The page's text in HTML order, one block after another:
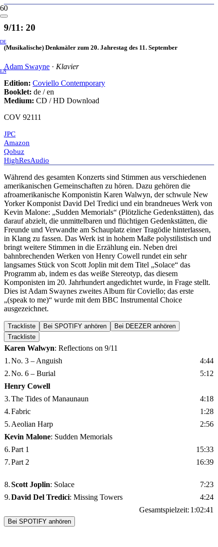
DE
EN
9/11: 20
(Musikalische) Denkmäler zum 20. Jahrestag des 11. September
Adam Swayne · Klavier
Edition: Coviello Contemporary
Booklet: de / en
Medium: CD / HD Download
COV 92111
JPC
Amazon
Qobuz
HighResAudio
Während des gesamten Konzerts sind Stimmen aus verschiedenen
amerikanischen Gemeinschaften zu hören. Dazu gehören die
afroamerikanische Komponistin Karen Walwyn, der schwule New
Yorker Komponist David Del Tredici und ein brandneues Werk von
Kevin Malone: „Sudden Memorials“ (Plötzliche Gedenkstätten), das
darauf abzielt, die unmittelbaren und flüchtigen Gedenkstätten, die
Freunde und Verwandte am Schauplatz einer Tragödie hinterlassen,
in Klang zu fassen. Das Werk ist in hohem Maße polystilistisch und
bringt weitere Stimmen in die Erzählung ein. Neben drei
bahnbrechenden Werken von Henry Cowell rundet ein sehr
langsames Stück von Scott Joplin mit dem Titel „Solace“ das
Programm ab, indem es das weiße Stereotyp, das diesem
Komponisten im 20. Jahrhundert angedichtet wurde, in Frage stellt.
Dies ist Adam Swaynes zweites Album für Coviello; das erste
„(speak to me)“ wurde mit dem BBC Instrumental Choice
ausgezeichnet.
Trackliste Bei SPOTIFY anhören
Bei DEEZER anhören
Trackliste
Karen Walwyn: Reflections on 9/11
1.No. 3 – Anguish
4:44
2.No. 6 – Burial
5:12
Henry Cowell
3.The Tides of Manaunaun
4:18
4.Fabric
1:28
5. Aeolian Harp
2:56
Kevin Malone: Sudden Memorials
6.Part 1
15:33
7.Part 2 16:39
8.Scott Joplin: Solace
7:23
9.David Del Tredici: Missing Towers
4:24
Gesamtspielzeit: 1:02:41
Bei SPOTIFY anhören